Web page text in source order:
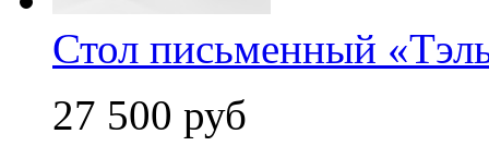
Стол письменный
27 500 руб